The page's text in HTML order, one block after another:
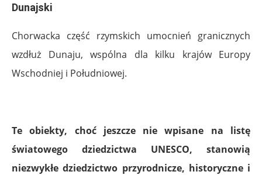
Dunajski
Chorwacka część rzymskich umocnień granicznych
wzdłuż Dunaju, wspólna dla kilku krajów Europy
Wschodniej i Południowej.
Te obiekty, choć jeszcze nie wpisane na listę
światowego dziedzictwa UNESCO, stanowią
niezwykłe dziedzictwo przyrodnicze, historyczne i